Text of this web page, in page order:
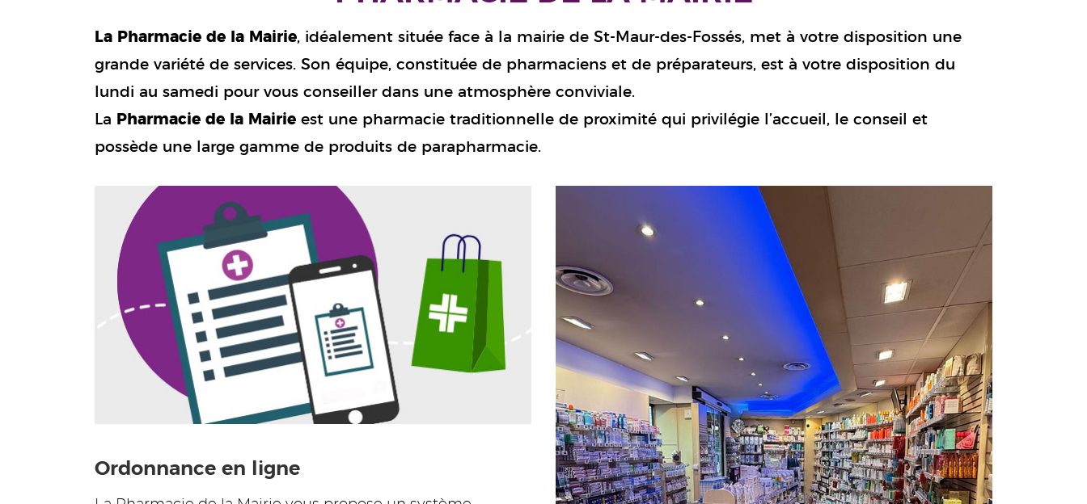
La Pharmacie de la Mairie, idéalement située face à la mairie de St-Maur-des-Fossés, met à votre disposition une
grande variété de services. Son équipe, constituée de pharmaciens et de préparateurs, est à votre disposition du
lundi au samedi pour vous conseiller dans une atmosphère conviviale.
La Pharmacie de la Mairie est une pharmacie traditionnelle de proximité qui privilégie l’accueil, le conseil et
possède une large gamme de produits de parapharmacie.
Ordonnance en ligne